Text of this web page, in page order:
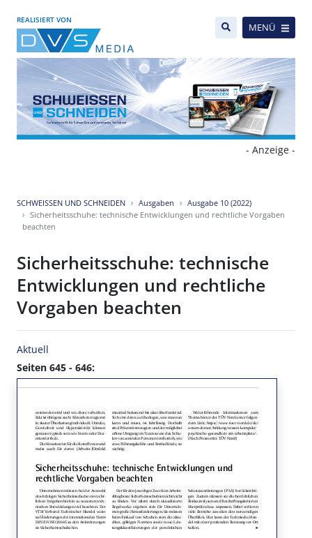
REALISIERT VON
MENÜ
- Anzeige -
SCHWEISSEN UND SCHNEIDEN Ausgaben
Ausgabe 10 (2022)
Sicherheitsschuhe: technische Entwicklungen und rechtliche Vorgaben
beachten
Sicherheitsschuhe: technische
Entwicklungen und rechtliche
Vorgaben beachten
Aktuell
Seiten 645 - 646: